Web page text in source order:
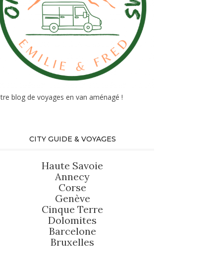
blog de voyages en van aménagé !
CITY GUIDE & VOYAGES
Haute Savoie
Annecy
Corse
Genève
Cinque Terre
Dolomites
Barcelone
Bruxelles